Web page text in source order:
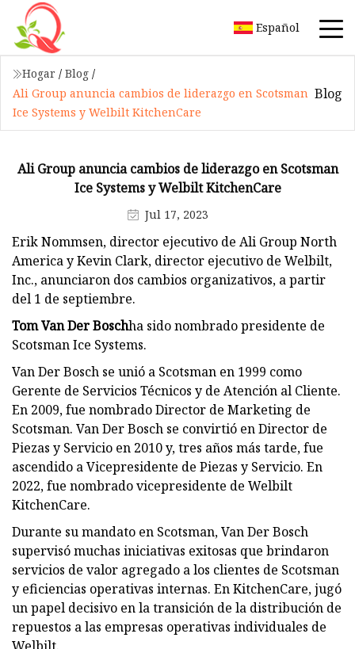
Español
Hogar / Blog /
Ali Group anuncia cambios de liderazgo en Scotsman
Ice Systems y Welbilt KitchenCare
Blog
Ali Group anuncia cambios de liderazgo en Scotsman
Ice Systems y Welbilt KitchenCare
Jul 17, 2023
Erik Nommsen, director ejecutivo de Ali Group North
America y Kevin Clark, director ejecutivo de Welbilt,
Inc., anunciaron dos cambios organizativos, a partir
del 1 de septiembre.
Tom Van Der Boschha sido nombrado presidente de
Scotsman Ice Systems.
Van Der Bosch se unió a Scotsman en 1999 como
Gerente de Servicios Técnicos y de Atención al Cliente.
En 2009, fue nombrado Director de Marketing de
Scotsman. Van Der Bosch se convirtió en Director de
Piezas y Servicio en 2010 y, tres años más tarde, fue
ascendido a Vicepresidente de Piezas y Servicio. En
2022, fue nombrado vicepresidente de Welbilt
KitchenCare.
Durante su mandato en Scotsman, Van Der Bosch
supervisó muchas iniciativas exitosas que brindaron
servicios de valor agregado a los clientes de Scotsman
y eficiencias operativas internas. En KitchenCare, jugó
un papel decisivo en la transición de la distribución de
repuestos a las empresas operativas individuales de